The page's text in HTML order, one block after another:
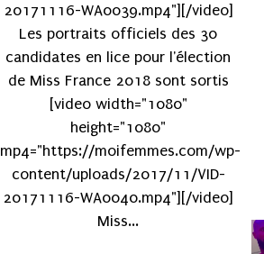
20171116-WA0039.mp4"][/video]
Les portraits officiels des 30
candidates en lice pour l'élection
de Miss France 2018 sont sortis
[video width="1080"
height="1080"
mp4="https://moifemmes.com/wp-
content/uploads/2017/11/VID-
20171116-WA0040.mp4"][/video]
Miss...